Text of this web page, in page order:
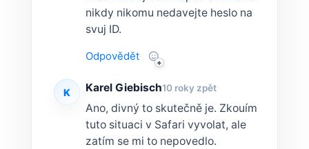
nikdy nikomu nedavejte heslo na
svuj ID.
Odpovědět·
K Karel Giebisch10 roky zpět
Ano, divný to skutečně je. Zkouím
tuto situaci v Safari vyvolat, ale
zatím se mi to nepovedlo.